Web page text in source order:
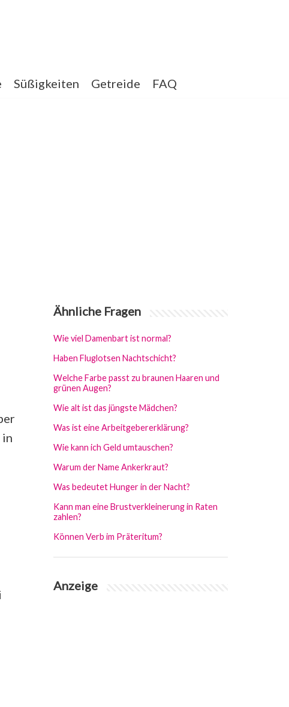
Süßigkeiten Getreide FAQ
Ähnliche Fragen
Wie viel Damenbart ist normal?
Haben Fluglotsen Nachtschicht?
Welche Farbe passt zu braunen Haaren und
grünen Augen?
Wie alt ist das jüngste Mädchen?
Was ist eine Arbeitgebererklärung?
Wie kann ich Geld umtauschen?
Warum der Name Ankerkraut?
Was bedeutet Hunger in der Nacht?
Kann man eine Brustverkleinerung in Raten
zahlen?
Können Verb im Präteritum?
Anzeige